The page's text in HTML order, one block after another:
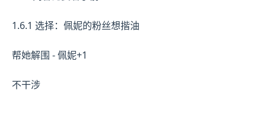
1.6.1 选择：佩妮的粉丝想揩油
帮她解围 - 佩妮+1
不干涉